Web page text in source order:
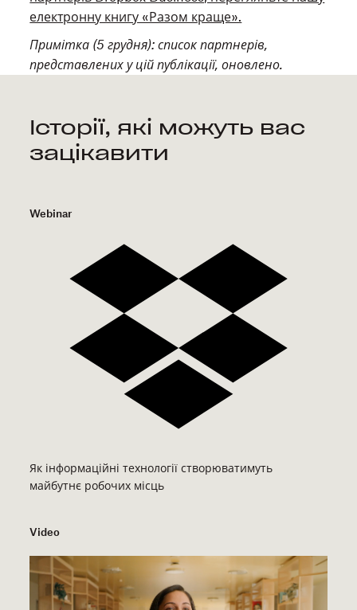
електронну книгу «Разом краще».
Примітка (5 грудня): список партнерів,
представлених у цій публікації, оновлено.
Історії, які можуть вас
зацікавити
Webinar
Як інформаційні технології створюватимуть
майбутнє робочих місць
Video